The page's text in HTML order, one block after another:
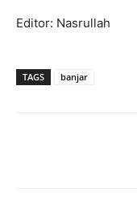
Editor: Nasrullah
TAGS banjar